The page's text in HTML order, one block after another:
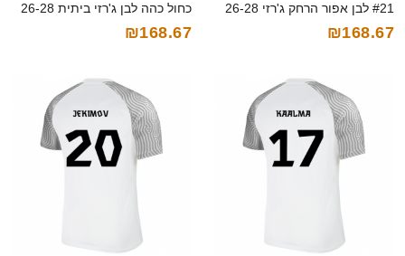
#21 לבן אפור הרחק ג'רזי 26-28
חולצה קצרה
₪168.67
כחול כהה לבן ג'רזי ביתית 26-28
חולצה קצרה
₪168.67